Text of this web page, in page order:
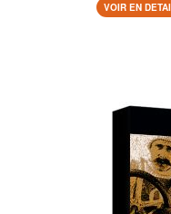
VOIR EN